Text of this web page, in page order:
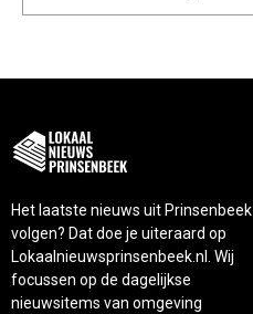
Het laatste nieuws uit Prinsenbeek
volgen? Dat doe je uiteraard op
Lokaalnieuwsprinsenbeek.nl. Wij
focussen op de dagelijkse
nieuwsitems van omgeving